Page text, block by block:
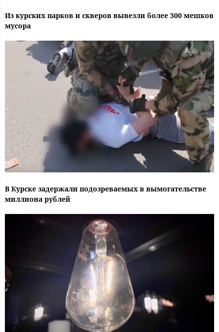
Из курских парков и скверов вывезли более 300 мешков
мусора
В Курске задержали подозреваемых в вымогательстве
миллиона рублей